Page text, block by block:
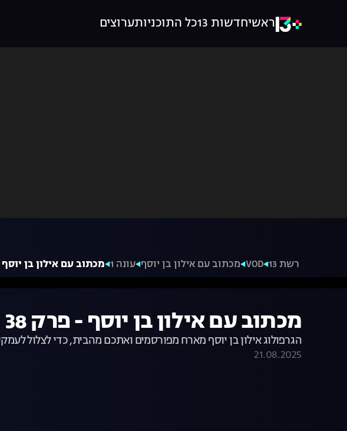
ראשיחדשות 13 כל התוכניותערוצים
רשת 13 VOD מכתוב עם אילון בן יוסף עונה 1 מכתוב עם אילון בן יוסף -
מכתוב עם אילון בן יוסף - פרק 38
הגרפולוג אילון בן יוסף מארח מפורסמים ואתכם מהבית, כדי לצלול
21.08.2025